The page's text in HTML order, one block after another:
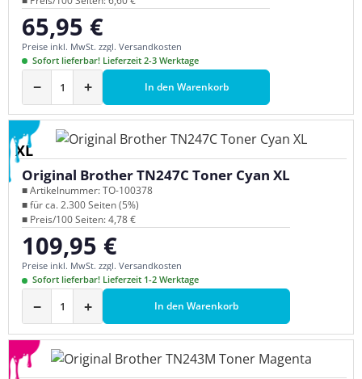
Regulärer Preis:
65,95 €
Preise inkl. MwSt. zzgl. Versandkosten
Sofort lieferbar! Lieferzeit 2-3 Werktage
− + In den Warenkorb
XL
Original Brother TN247C Toner Cyan XL
■ Artikelnummer: TO-100378
■ für ca. 2.300 Seiten (5%)
■ Preis/100 Seiten: 4,78 €
Regulärer Preis:
109,95 €
Preise inkl. MwSt. zzgl. Versandkosten
Sofort lieferbar! Lieferzeit 1-2 Werktage
− + In den Warenkorb